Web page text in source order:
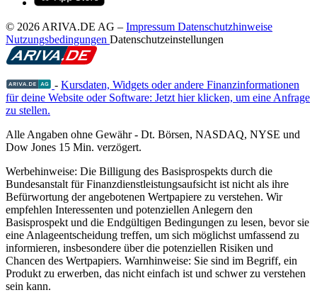
© 2026 ARIVA.DE AG – Impressum Datenschutzhinweise
Nutzungsbedingungen Datenschutzeinstellungen
- Kursdaten, Widgets oder andere Finanzinformationen
für deine Website oder Software: Jetzt hier klicken, um eine Anfrage
zu stellen.
Alle Angaben ohne Gewähr - Dt. Börsen, NASDAQ, NYSE und
Dow Jones 15 Min. verzögert.
Werbehinweise: Die Billigung des Basisprospekts durch die
Bundesanstalt für Finanzdienstleistungsaufsicht ist nicht als ihre
Befürwortung der angebotenen Wertpapiere zu verstehen. Wir
empfehlen Interessenten und potenziellen Anlegern den
Basisprospekt und die Endgültigen Bedingungen zu lesen, bevor sie
eine Anlageentscheidung treffen, um sich möglichst umfassend zu
informieren, insbesondere über die potenziellen Risiken und
Chancen des Wertpapiers. Warnhinweise: Sie sind im Begriff, ein
Produkt zu erwerben, das nicht einfach ist und schwer zu verstehen
sein kann.